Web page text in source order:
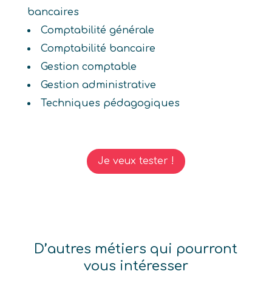
bancaires
Comptabilité générale
Comptabilité bancaire
Gestion comptable
Gestion administrative
Techniques pédagogiques
Je veux tester !
D’autres métiers qui pourront
vous intéresser